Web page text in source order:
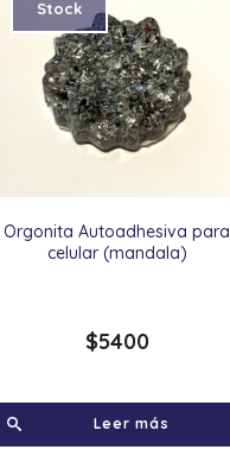
Orgonita Autoadhesiva para
celular (mandala)
Stock
$5400
Leer más